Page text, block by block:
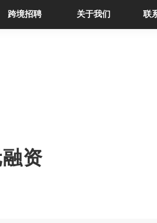
跨境招聘 关于我们 联
资